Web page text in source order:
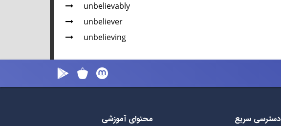
unbelievably
unbeliever
unbelieving
دسترسی سریع محتوای آموزشی